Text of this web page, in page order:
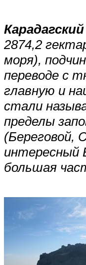
2874,2
моря),
переводе с
главную и
стали
пределы
(Береговой,
интересный
большая